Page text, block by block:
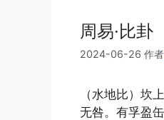
周易·比卦
2024-06-26 作者
（水地比）坎
无咎。有孚盈